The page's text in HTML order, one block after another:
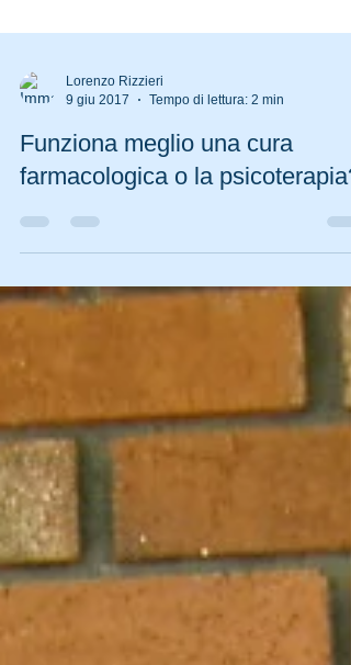
9 giu 2017
Tempo di lettura: 2 min
Funziona meglio una cura
farmacologica o la psicoterapia?